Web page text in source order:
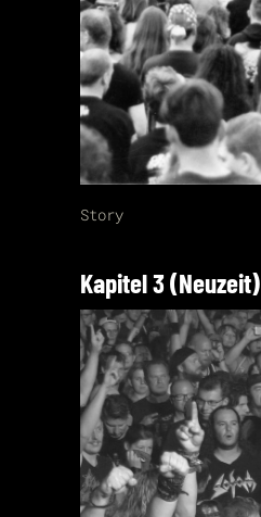
Story
Kapitel 3 (Neuzeit)